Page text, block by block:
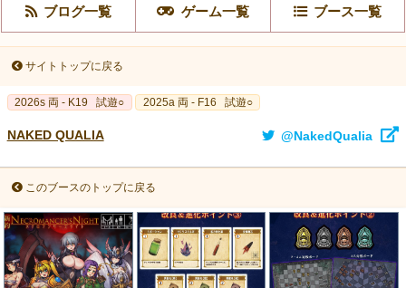
ブログ一覧 ゲーム一覧 ブース一覧
サイトトップに戻る
2026s 両 - K19 試遊○ 2025a 両 - F16 試遊○
NAKED QUALIA @NakedQualia
このブースのトップに戻る